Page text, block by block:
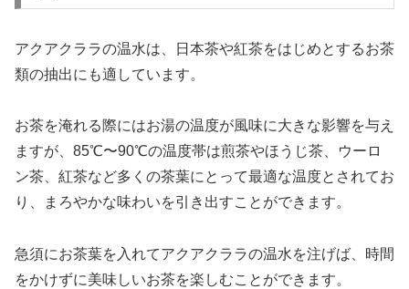
アクアクララの温水は、日本茶や紅茶をはじめとするお茶
類の抽出にも適しています。
お茶を淹れる際にはお湯の温度が風味に大きな影響を与え
ますが、85℃〜90℃の温度帯は煎茶やほうじ茶、ウーロ
ン茶、紅茶など多くの茶葉にとって最適な温度とされてお
り、まろやかな味わいを引き出すことができます。
急須にお茶葉を入れてアクアクララの温水を注げば、時間
をかけずに美味しいお茶を楽しむことができます。